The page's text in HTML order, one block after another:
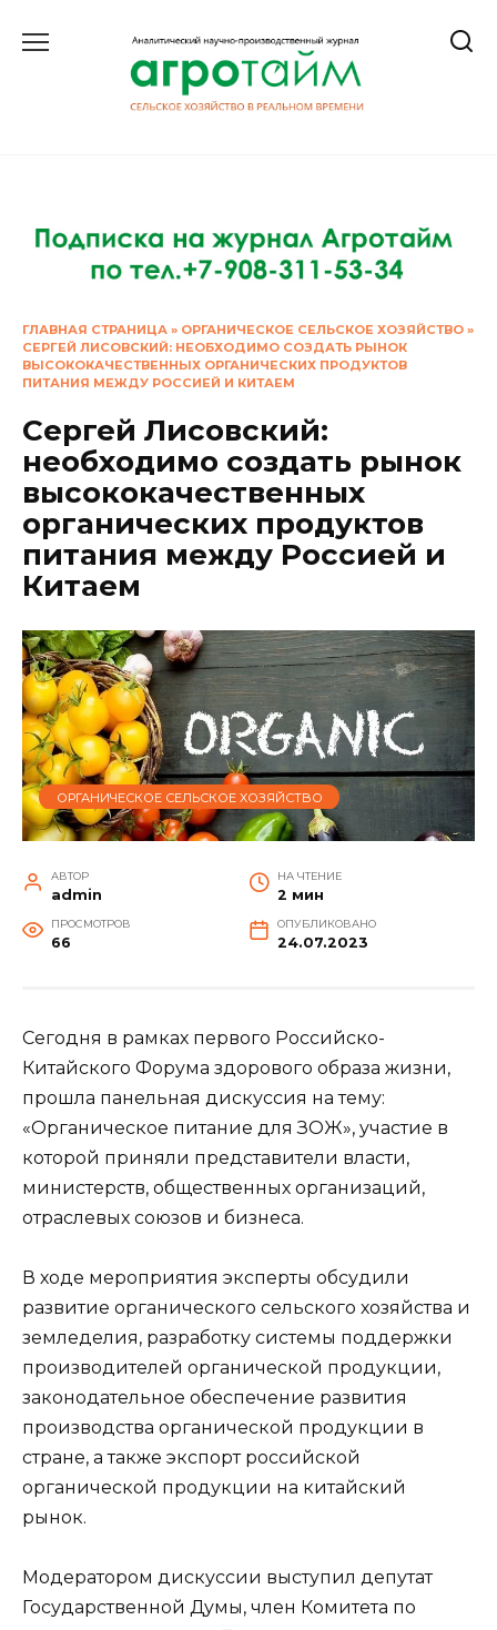
ГЛАВНАЯ СТРАНИЦА » ОРГАНИЧЕСКОЕ СЕЛЬСКОЕ ХОЗЯЙСТВО »
СЕРГЕЙ ЛИСОВСКИЙ: НЕОБХОДИМО СОЗДАТЬ РЫНОК
ВЫСОКОКАЧЕСТВЕННЫХ ОРГАНИЧЕСКИХ ПРОДУКТОВ
ПИТАНИЯ МЕЖДУ РОССИЕЙ И КИТАЕМ
Сергей Лисовский:
необходимо создать рынок
высококачественных
органических продуктов
питания между Россией и
Китаем
ОРГАНИЧЕСКОЕ СЕЛЬСКОЕ ХОЗЯЙСТВО
АВТОР
admin
НА ЧТЕНИЕ
2 мин
ПРОСМОТРОВ
66
ОПУБЛИКОВАНО
24.07.2023
Сегодня в рамках первого Российско-
Китайского Форума здорового образа жизни,
прошла панельная дискуссия на тему:
«Органическое питание для ЗОЖ», участие в
которой приняли представители власти,
министерств, общественных организаций,
отраслевых союзов и бизнеса.
В ходе мероприятия эксперты обсудили
развитие органического сельского хозяйства и
земледелия, разработку системы поддержки
производителей органической продукции,
законодательное обеспечение развития
производства органической продукции в
стране, а также экспорт российской
органической продукции на китайский
рынок.
Модератором дискуссии выступил депутат
Государственной Думы, член Комитета по